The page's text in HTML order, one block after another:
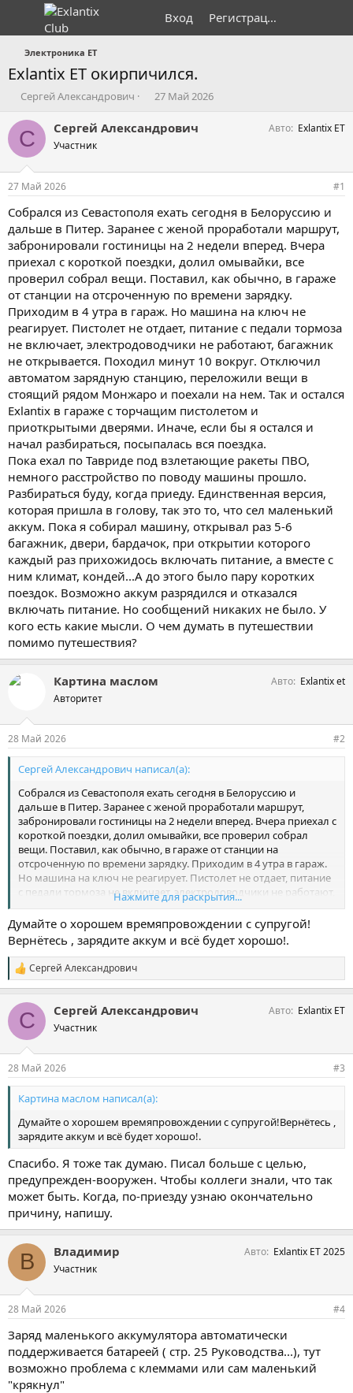
Вход Регистрация
Электроника ET
Exlantix ET окирпичился.
А
т
о
т
е
м
ы
Сергей Александрович
Д
т
а
а
л
27 Май 2026
С Сергей Александрович
Участник
Авто Exlantix ET
27 Май 2026 #1
Собрался из Севастополя ехать сегодня в Белоруссию и
дальше в Питер. Заранее с женой проработали маршрут,
забронировали гостиницы на 2 недели вперед. Вчера
приехал с короткой поездки, долил омывайки, все
проверил собрал вещи. Поставил, как обычно, в гараже
от станции на отсроченную по времени зарядку.
Приходим в 4 утра в гараж. Но машина на ключ не
реагирует. Пистолет не отдает, питание с педали тормоза
не включает, электродоводчики не работают, багажник
не открывается. Походил минут 10 вокруг. Отключил
автоматом зарядную станцию, переложили вещи в
стоящий рядом Монжаро и поехали на нем. Так и остался
Exlantix в гараже с торчащим пистолетом и
приоткрытыми дверями. Иначе, если бы я остался и
начал разбираться, посыпалась вся поездка.
Пока ехал по Тавриде под взлетающие ракеты ПВО,
немного расстройство по поводу машины прошло.
Разбираться буду, когда приеду. Единственная версия,
которая пришла в голову, так это то, что сел маленький
аккум. Пока я собирал машину, открывал раз 5-6
багажник, двери, бардачок, при открытии которого
каждый раз прихожидось включать питание, а вместе с
ним климат, кондей...А до этого было пару коротких
поездок. Возможно аккум разрядился и отказался
включать питание. Но сообщений никаких не было. У
кого есть какие мысли. О чем думать в путешествии
помимо путешествия?
Картина маслом
Авторитет
Авто Exlantix et
28 Май 2026 #2
Сергей Александрович написал(а):
Собрался из Севастополя ехать сегодня в Белоруссию и
дальше в Питер. Заранее с женой проработали маршрут,
забронировали гостиницы на 2 недели вперед. Вчера приехал с
короткой поездки, долил омывайки, все проверил собрал
вещи. Поставил, как обычно, в гараже от станции на
отсроченную по времени зарядку. Приходим в 4 утра в гараж.
Но машина на ключ не реагирует. Пистолет не отдает, питание
с педали тормоза не включает, электродоводчики не работают,
багажник не открывается. Походил минут 10 вокруг. Отключил
автоматом зарядную станцию, переложили вещи в стоящий
рядом Монжаро и поехали на нем. Так и остался Exlantix в
гараже с торчащим пистолетом и приоткрытыми дверями.
Иначе, если бы я остался и начал разбираться, посыпалась вся
поездка.
Пока ехал по Тавриде под взлетающие ракеты ПВО, немного
расстройство по поводу машины прошло.
Разбираться буду, когда приеду. Единственная версия, которая
пришла в голову, так это то, что сел маленький аккум. Пока я
собирал машину, открывал раз 5-6 багажник, двери, бардачок,
при открытии которого каждый раз прихожидось включать
питание, а вместе с ним климат, кондей...А до этого было пару
коротких поездок. Возможно аккум разрядился и отказался
включать питание. Но сообщений никаких не было. У кого есть
какие мысли. О чем думать в путешествии помимо
путешествия?
Нажмите для раскрытия...
Думайте о хорошем времяпровождении с супругой!
Вернётесь , зарядите аккум и всё будет хорошо!.
С
и
п
т
:
Сергей Александрович
С Сергей Александрович
Участник
Авто Exlantix ET
28 Май 2026 #3
Картина маслом написал(а):
Думайте о хорошем времяпровождении с супругой!Вернётесь ,
зарядите аккум и всё будет хорошо!.
Спасибо. Я тоже так думаю. Писал больше с целью,
предупрежден-вооружен. Чтобы коллеги знали, что так
может быть. Когда, по-приезду узнаю окончательно
причину, напишу.
В Владимир
Участник
Авто Exlantix ET 2025
28 Май 2026 #4
Заряд маленького аккумулятора автоматически
поддерживается батареей ( стр. 25 Руководства...), тут
возможно проблема с клеммами или сам маленький
"крякнул"